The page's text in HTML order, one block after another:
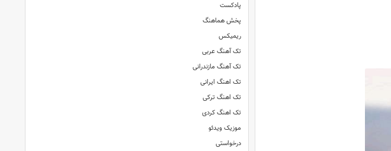
پادکست
پخش هماهنگ
ریمیکس
تک آهنگ عربی
تک آهنگ مازندرانی
تک اهنگ ایرانی
تک اهنگ ترکی
تک اهنگ کردی
موزیک ویدئو
درخواستی